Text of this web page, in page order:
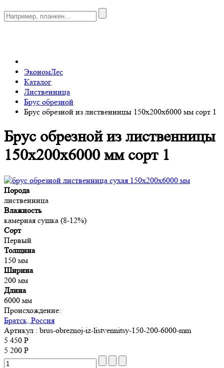
ЭкономЛес
Каталог
Лиственница
Брус обрезной
Брус обрезной из лиственницы 150x200x6000 мм сорт 1
Брус обрезной из лиственницы
150x200x6000 мм сорт 1
Порода
лиственница
Влажность
камерная сушка (8-12%)
Сорт
Первый
Толщина
150 мм
Ширина
200 мм
Длина
6000 мм
Происхождение:
Братск, Россия
Артикул : brus-obreznoj-iz-listvennitsy-150-200-6000-mm
5 450 Р
5 200 Р